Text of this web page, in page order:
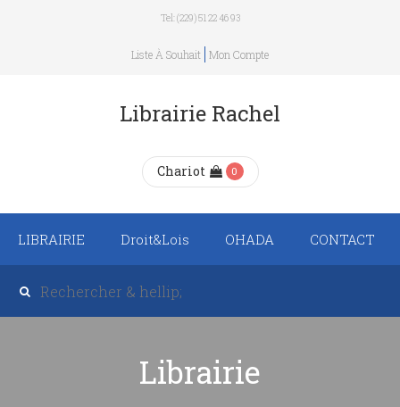
Tel: (229) 51 22 46 93
Liste À Souhait Mon Compte
Librairie Rachel
Chariot 0
LIBRAIRIE Droit&Lois
Recueil de texte de
lois
OHADA CONTACT
Librairie